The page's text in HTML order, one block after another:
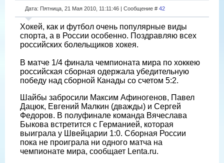
Дата: Пятница, 21 Мая 2010, 11:11:46 | Сообщение # 42
Хокей, как и футбол очень популярные виды
спорта, а в России особенно. Поздравляю всех
российских болельщиков хокея.
В матче 1/4 финала чемпионата мира по хоккею
российская сборная одержала убедительную
победу над сборной Канады со счетом 5:2.
Шайбы забросили Максим Афиногенов, Павел
Дацюк, Евгений Малкин (дважды) и Сергей
Федоров. В полуфинале команда Вячеслава
Быкова встретится с Германией, которая
выиграла у Швейцарии 1:0. Сборная России
пока не проиграла ни одного матча на
чемпионате мира, сообщает Lenta.ru.